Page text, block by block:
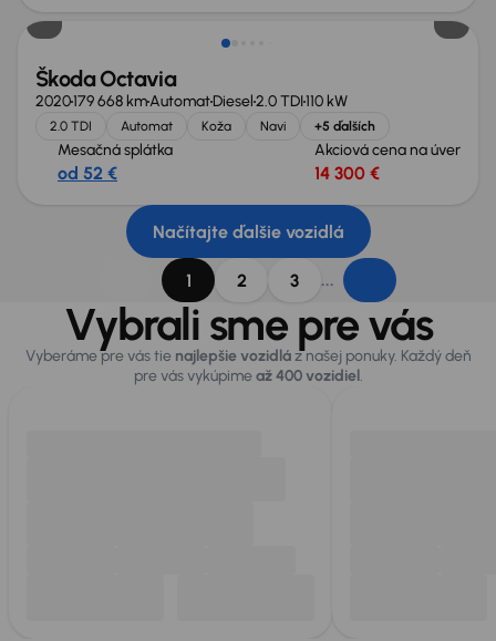
Škoda Octavia
2020179 668 kmAutomatDiesel2.0 TDI110 kW
2.0 TDI Automat Koža Navi +5 ďalších
Mesačná splátka
od 52 €
Akciová cena na úver
14 300 €
Načítajte ďalšie vozidlá
1 2 3 ...
Vybrali sme pre vás
Vyberáme pre vás tie najlepšie vozidláz našej ponuky. Každý deň
pre vás vykúpimeaž 400 vozidiel.